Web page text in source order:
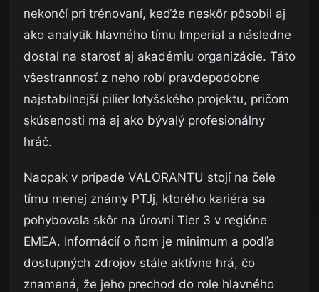
nekončí pri trénovaní, keďže neskôr pôsobil aj
ako analytik hlavného tímu Imperial a následne
dostal na starosť aj akadémiu organizácie. Táto
všestrannosť z neho robí pravdepodobne
najstabilnejší pilier lotyšského projektu, pričom
skúsenosti má aj ako bývalý profesionálny
hráč.
Naopak v prípade VALORANTU stojí na čele
tímu menej známy PTJj, ktorého kariéra sa
pohybovala skôr na úrovni Tier 3 v regióne
EMEA. Informácií o ňom je minimum a podľa
dostupných zdrojov stále aktívne hrá, čo
znamená, že jeho prechod do role hlavného